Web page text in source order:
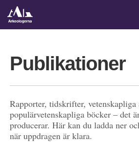
Publikationer
Rapporter, tidskrifter,
populärvetenskapliga böcker – det
producerar. Här kan du ladda ner
när uppdragen är klara.